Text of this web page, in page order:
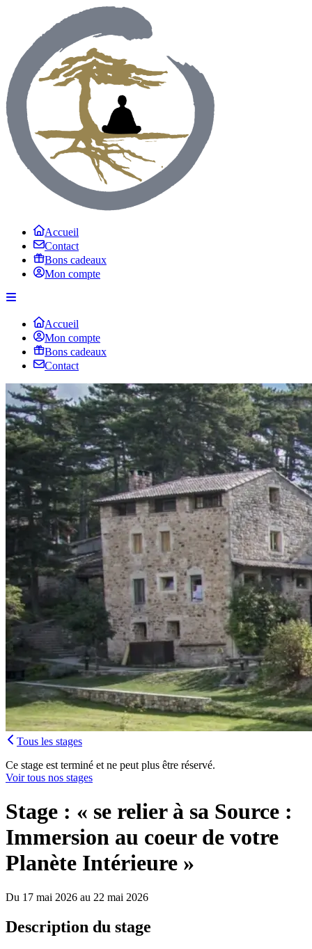
Accueil
Contact
Bons cadeaux
Mon compte
Accueil
Mon compte
Bons cadeaux
Contact
Tous les stages
Ce stage est terminé et ne peut plus être réservé.
Voir tous nos stages
Stage : « se relier à sa Source :
Immersion au coeur de votre
Planète Intérieure »
Du 17 mai 2026 au 22 mai 2026
Description du stage